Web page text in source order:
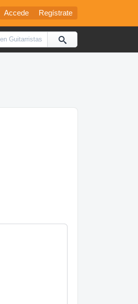
Accede Regístrate